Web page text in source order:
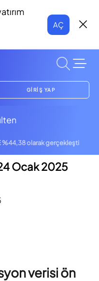
AÇ
GİRİŞ YAP
%44,38 olarak gerçekleşti
Ocak 2025
verisi ön